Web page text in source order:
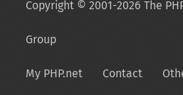
Copyright © 2001-2026 The
Group
My PHP.net Contact